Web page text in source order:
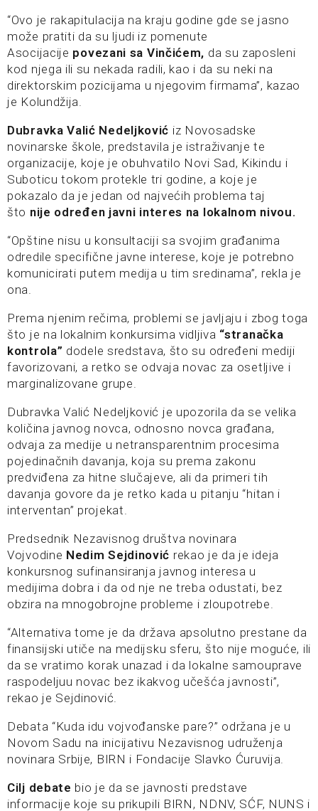
“Ovo je rakapitulacija na kraju godine gde se jasno
može pratiti da su ljudi iz pomenute
Asocijacije povezani sa Vinčićem, da su zaposleni
kod njega ili su nekada radili, kao i da su neki na
direktorskim pozicijama u njegovim firmama”, kazao
je Kolundžija.
Dubravka Valić Nedeljković iz Novosadske
novinarske škole, predstavila je istraživanje te
organizacije, koje je obuhvatilo Novi Sad, Kikindu i
Suboticu tokom protekle tri godine, a koje je
pokazalo da je jedan od najvećih problema taj
što nije određen javni interes na lokalnom nivou.
“Opštine nisu u konsultaciji sa svojim građanima
odredile specifične javne interese, koje je potrebno
komunicirati putem medija u tim sredinama”, rekla je
ona.
Prema njenim rečima, problemi se javljaju i zbog toga
što je na lokalnim konkursima vidljiva “stranačka
kontrola” dodele sredstava, što su određeni mediji
favorizovani, a retko se odvaja novac za osetljive i
marginalizovane grupe.
Dubravka Valić Nedeljković je upozorila da se velika
količina javnog novca, odnosno novca građana,
odvaja za medije u netransparentnim procesima
pojedinačnih davanja, koja su prema zakonu
predviđena za hitne slučajeve, ali da primeri tih
davanja govore da je retko kada u pitanju “hitan i
interventan” projekat.
Predsednik Nezavisnog društva novinara
Vojvodine Nedim Sejdinović rekao je da je ideja
konkursnog sufinansiranja javnog interesa u
medijima dobra i da od nje ne treba odustati, bez
obzira na mnogobrojne probleme i zloupotrebe.
“Alternativa tome je da država apsolutno prestane da
finansijski utiče na medijsku sferu, što nije moguće, ili
da se vratimo korak unazad i da lokalne samouprave
raspodeljuu novac bez ikakvog učešća javnosti”,
rekao je Sejdinović.
Debata “Kuda idu vojvođanske pare?” održana je u
Novom Sadu na inicijativu Nezavisnog udruženja
novinara Srbije, BIRN i Fondacije Slavko Ćuruvija.
Cilj debate bio je da se javnosti predstave
informacije koje su prikupili BIRN, NDNV, SĆF, NUNS i